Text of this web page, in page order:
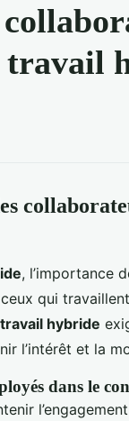
travail
, l’importance
qui
travail hybride
l’intérêt et la
dans le